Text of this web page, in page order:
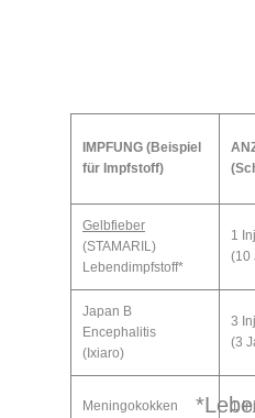
IMPFUNG (Beispiel
für Impfstoff)
Gelbfieber
(STAMARIL)
Lebendimpfstoff*
1
(10
Japan B
Encephalitis
(Ixiaro)
3
(3
Meningokokken
1